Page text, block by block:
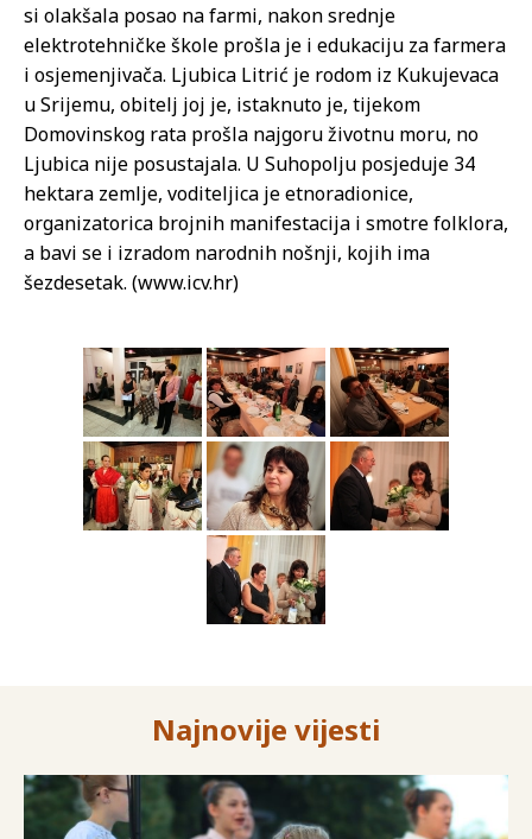
si olakšala posao na farmi, nakon srednje
elektrotehničke škole prošla je i edukaciju za farmera
i osjemenjivača. Ljubica Litrić je rodom iz Kukujevaca
u Srijemu, obitelj joj je, istaknuto je, tijekom
Domovinskog rata prošla najgoru životnu moru, no
Ljubica nije posustajala. U Suhopolju posjeduje 34
hektara zemlje, voditeljica je etnoradionice,
organizatorica brojnih manifestacija i smotre folklora,
a bavi se i izradom narodnih nošnji, kojih ima
šezdesetak. (www.icv.hr)
Najnovije vijesti